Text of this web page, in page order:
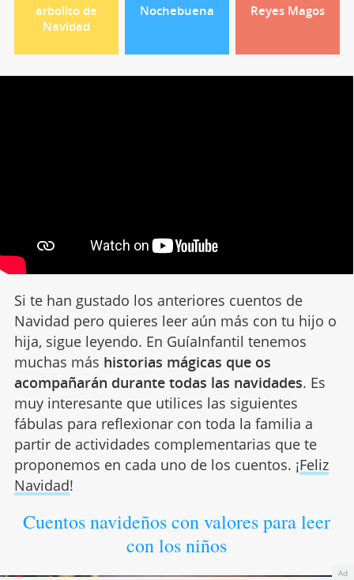
arbolito de
Navidad
Nochebuena
Reyes Magos
Si te han gustado los anteriores cuentos de
Navidad pero quieres leer aún más con tu hijo o
hija, sigue leyendo. En GuíaInfantil tenemos
muchas más historias mágicas que os
acompañarán durante todas las navidades. Es
muy interesante que utilices las siguientes
fábulas para reflexionar con toda la familia a
partir de actividades complementarias que te
proponemos en cada uno de los cuentos. ¡Feliz
Navidad!
Cuentos navideños con valores para leer
con los niños
Ad